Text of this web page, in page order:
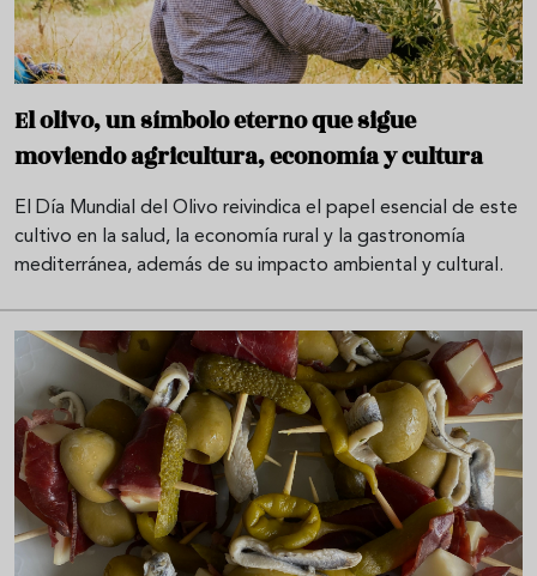
El olivo, un símbolo eterno que sigue
moviendo agricultura, economía y cultura
El Día Mundial del Olivo reivindica el papel esencial de este
cultivo en la salud, la economía rural y la gastronomía
mediterránea, además de su impacto ambiental y cultural.